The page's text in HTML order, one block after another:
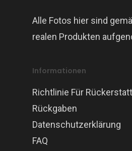
Alle Fotos hier sind
realen Produkten
Informationen
Richtlinie Für
Rückgaben
Datenschutzerklärung
FAQ